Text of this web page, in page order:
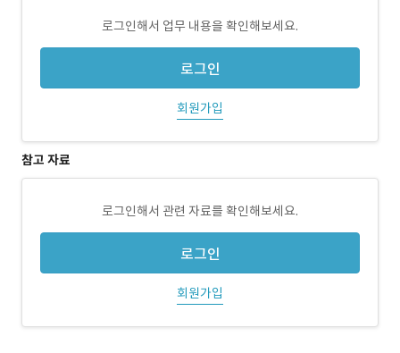
로그인해서 업무 내용을 확인해보세요.
로그인
회원가입
참고 자료
로그인해서 관련 자료를 확인해보세요.
로그인
회원가입